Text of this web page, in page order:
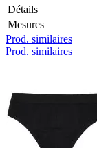
Détails
Mesures
Prod. similaires
Prod. similaires